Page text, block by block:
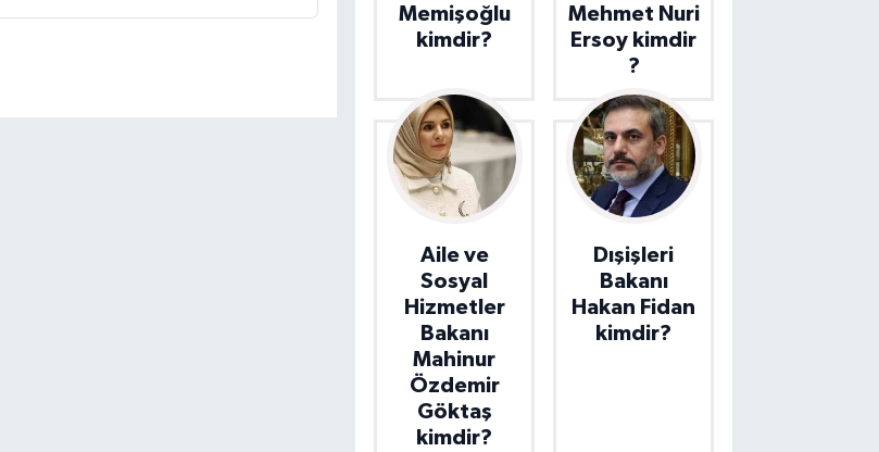
Memişoğlu
kimdir?
Mehmet Nuri
Ersoy kimdir
?
Aile ve
Sosyal
Hizmetler
Bakanı
Mahinur
Özdemir
Göktaş
kimdir?
Dışişleri
Bakanı
Hakan Fidan
kimdir?